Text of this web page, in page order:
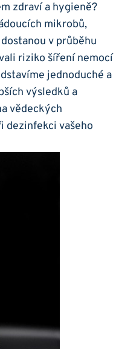
zdraví a hygieně?
mikrobů,
v průběhu
riziko šíření nemocí
jednoduché a
výsledků a
vědeckých
dezinfekci vašeho